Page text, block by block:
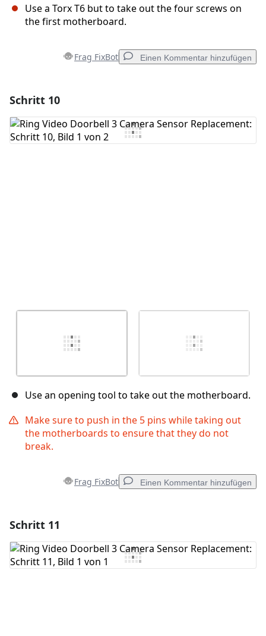
Use a Torx T6 but to take out the four screws on
the first motherboard.
Frag FixBot Einen Kommentar hinzufügen
Kommentar hinzufügen
Schritt 10
Use an opening tool to take out the motherboard.
Make sure to push in the 5 pins while taking out
the motherboards to ensure that they do not
break.
Frag FixBot Einen Kommentar hinzufügen
Kommentar hinzufügen
Schritt 11